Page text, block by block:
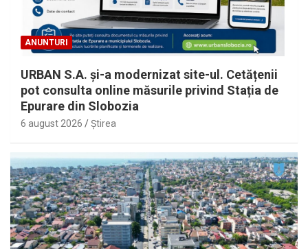
ANUNTURI
URBAN S.A. și-a modernizat site-ul. Cetățenii
pot consulta online măsurile privind Stația de
Epurare din Slobozia
6 august 2026 Ştirea